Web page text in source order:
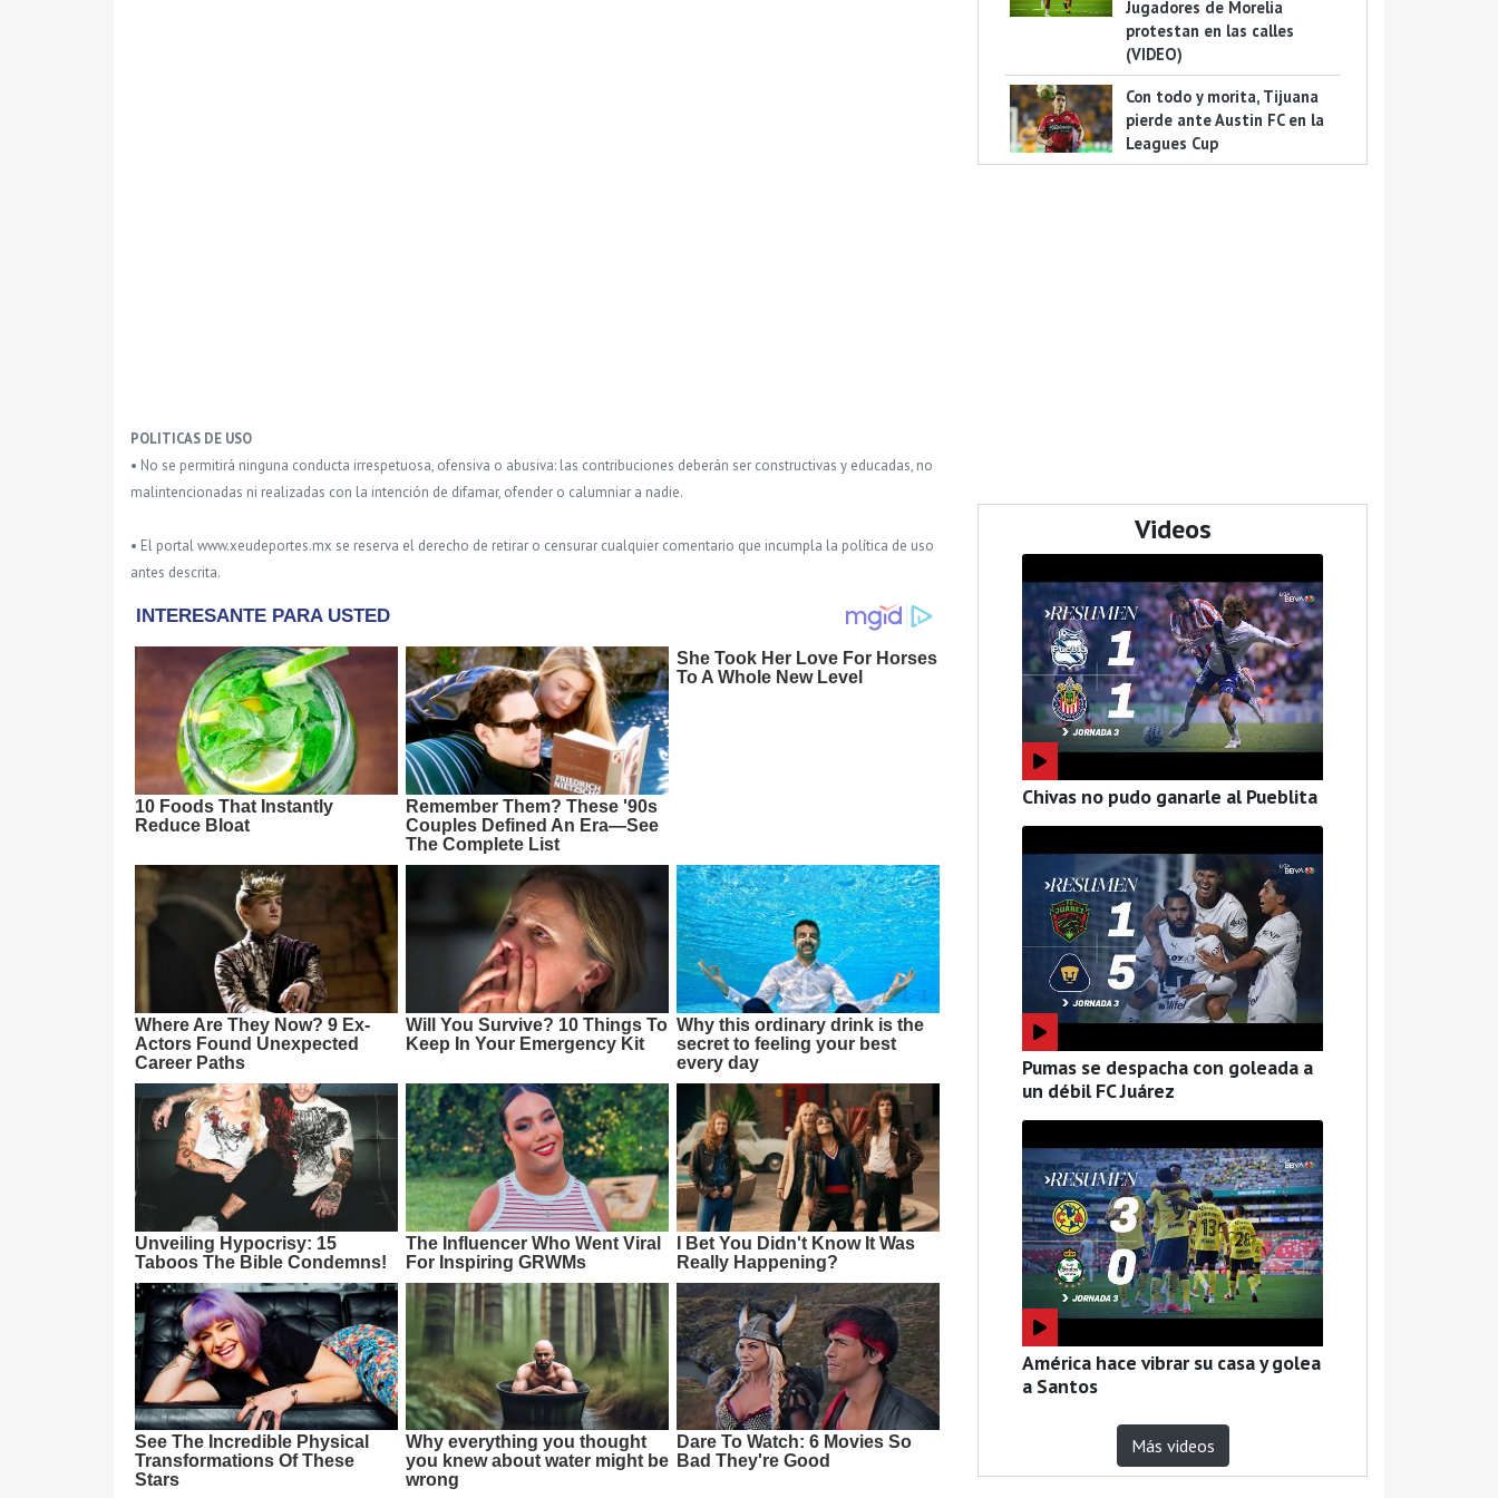
POLITICAS DE USO
• No se permitirá ninguna conducta irrespetuosa, ofensiva o abusiva: las contribuciones deberán ser constructivas y educadas, no
malintencionadas ni realizadas con la intención de difamar, ofender o calumniar a nadie.
• El portal www.xeudeportes.mx se reserva el derecho de retirar o censurar cualquier comentario que incumpla la política de uso
antes descrita.
Jugadores de Morelia
protestan en las calles
(VIDEO)
Con todo y morita, Tijuana
pierde ante Austin FC en la
Leagues Cup
Videos
Chivas no pudo ganarle al Pueblita
Pumas se despacha con goleada a
un débil FC Juárez
América hace vibrar su casa y golea
a Santos
Más videos